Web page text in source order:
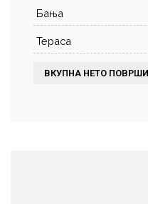
Бања
Тераса
ВКУПНА НЕТО